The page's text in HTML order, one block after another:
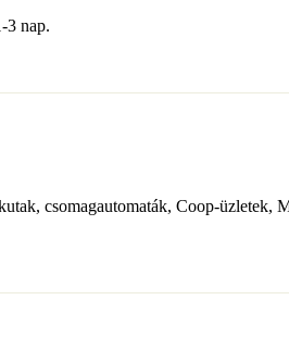
3 nap.
csomagautomaták, Coop-üzletek,